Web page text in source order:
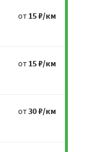
от 15 ₽/км
от 15 ₽/км
от30 ₽/км